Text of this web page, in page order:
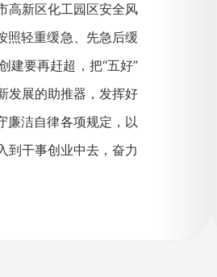
高新区化工园区安全风
照轻重缓急、先急后缓
建要再赶超，把“五好”
发展的助推器，发挥好
廉洁自律各项规定，以
到干事创业中去，奋力